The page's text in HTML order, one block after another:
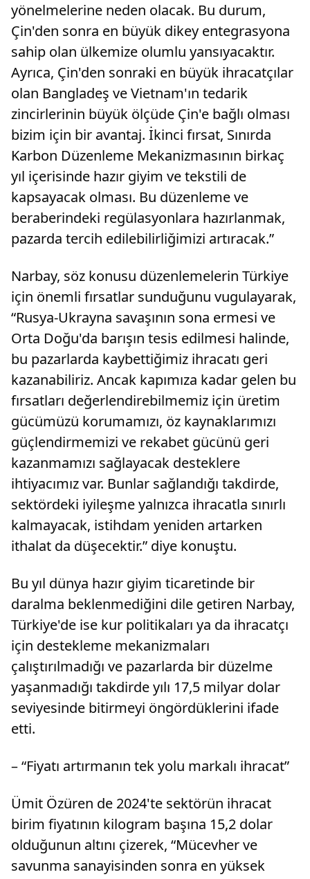
yönelmelerine neden olacak. Bu durum,
Çin'den sonra en büyük dikey entegrasyona
sahip olan ülkemize olumlu yansıyacaktır.
Ayrıca, Çin'den sonraki en büyük ihracatçılar
olan Bangladeş ve Vietnam'ın tedarik
zincirlerinin büyük ölçüde Çin'e bağlı olması
bizim için bir avantaj. İkinci fırsat, Sınırda
Karbon Düzenleme Mekanizmasının birkaç
yıl içerisinde hazır giyim ve tekstili de
kapsayacak olması. Bu düzenleme ve
beraberindeki regülasyonlara hazırlanmak,
pazarda tercih edilebilirliğimizi artıracak.”
Narbay, söz konusu düzenlemelerin Türkiye
için önemli fırsatlar sunduğunu vugulayarak,
“Rusya-Ukrayna savaşının sona ermesi ve
Orta Doğu'da barışın tesis edilmesi halinde,
bu pazarlarda kaybettiğimiz ihracatı geri
kazanabiliriz. Ancak kapımıza kadar gelen bu
fırsatları değerlendirebilmemiz için üretim
gücümüzü korumamızı, öz kaynaklarımızı
güçlendirmemizi ve rekabet gücünü geri
kazanmamızı sağlayacak desteklere
ihtiyacımız var. Bunlar sağlandığı takdirde,
sektördeki iyileşme yalnızca ihracatla sınırlı
kalmayacak, istihdam yeniden artarken
ithalat da düşecektir.” diye konuştu.
Bu yıl dünya hazır giyim ticaretinde bir
daralma beklenmediğini dile getiren Narbay,
Türkiye'de ise kur politikaları ya da ihracatçı
için destekleme mekanizmaları
çalıştırılmadığı ve pazarlarda bir düzelme
yaşanmadığı takdirde yılı 17,5 milyar dolar
seviyesinde bitirmeyi öngördüklerini ifade
etti.
– “Fiyatı artırmanın tek yolu markalı ihracat”
Ümit Özüren de 2024'te sektörün ihracat
birim fiyatının kilogram başına 15,2 dolar
olduğunun altını çizerek, “Mücevher ve
savunma sanayisinden sonra en yüksek